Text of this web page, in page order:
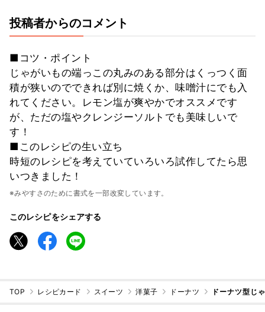
投稿者からのコメント
■コツ・ポイント
じゃがいもの端っこの丸みのある部分はくっつく面
積が狭いのでできれば別に焼くか、味噌汁にでも入
れてください。レモン塩が爽やかでオススメです
が、ただの塩やクレンジーソルトでも美味しいで
す！
■このレシピの生い立ち
時短のレシピを考えていていろいろ試作してたら思
いつきました！
※みやすさのために書式を一部改変しています。
このレシピをシェアする
TOP レシピカード スイーツ 洋菓子 ドーナツ ドーナツ型じ